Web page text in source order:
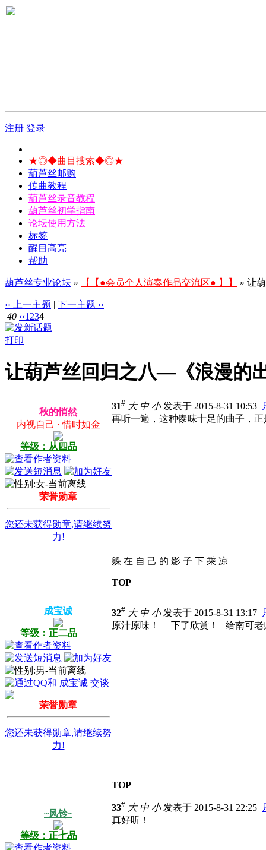
注册 登录
★◎◆曲目搜索◆◎★
葫芦丝邮购
传曲教程
葫芦丝录音教程
葫芦丝初学指南
论坛使用方法
标签
醒目高亮
帮助
葫芦丝专业论坛 » 【【●会员个人演奏作品交流区● 】】 » 让
‹‹ 上一主题 | 下一主题 ››
40 ‹‹1 234
打印
让葫芦丝回归之八—《浪漫的
秋的悄然
内视自己 · 惜时如金
等级：从四品
荣誉勋章
您还未获得勋章,请继续努
力!
31# 大 中 小发表于 2015-8-31 10:53
再听一遍，这种傣味十足的曲子，
躲 在 自 己 的 影 子 下 乘 凉
TOP
成宝诚
等级：正二品
荣誉勋章
您还未获得勋章,请继续努
力!
32# 大 中 小发表于 2015-8-31 13:17
原汁原味！
下了欣赏！ 给南可老
TOP
~风铃~
等级：正七品
33# 大 中 小发表于 2015-8-31 22:25
真好听！